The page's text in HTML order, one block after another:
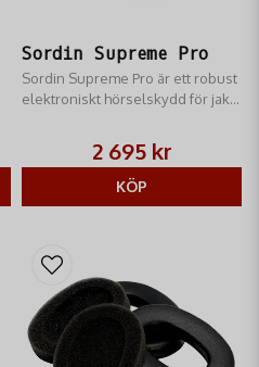
Sordin Supreme Pro
Sordin Supreme Pro är ett robust
elektroniskt hörselskydd för jakt.
skott och ger perfekt
riktningsbestämning.
2 695 kr
KÖP